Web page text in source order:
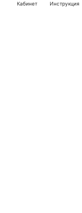
Кабинет Инструкция